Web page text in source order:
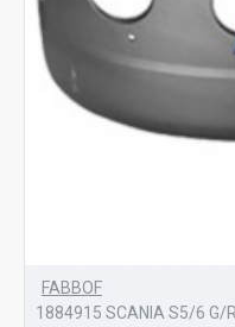
FABBOF
1884915 SCANIA S5/6 G/